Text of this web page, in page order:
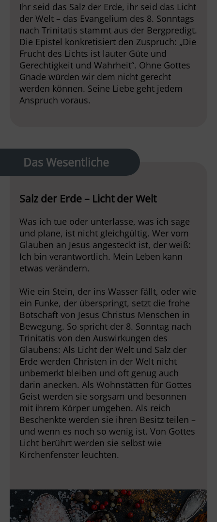
Ihr seid das Salz der Erde, ihr seid das Licht
der Welt – das Evangelium des 8. Sonntags
nach Trinitatis stammt aus der Bergpredigt.
Die Epistel konkretisiert den Zuspruch: „Die
Frucht des Lichts ist lauter Güte und
Gerechtigkeit und Wahrheit“. Ohne Gottes
Gnade würden wir dem nicht gerecht
werden können. Seine Liebe geht jedem
Anspruch voraus.
Das Wesentliche
Salz der Erde – Licht der Welt
Was ich tue oder unterlasse, was ich sage
und plane, ist nicht gleichgültig. Wer vom
Glauben an Jesus angesteckt ist, der weiß:
Ich bin verantwortlich. Mein Leben kann
etwas verändern.
Wie ein Stein, der ins Wasser fällt, oder wie
ein Funke, der überspringt, setzt die frohe
Botschaft von Jesus Christus Menschen in
Bewegung. So spricht der 8. Sonntag nach
Trinitatis von den Auswirkungen des
Glaubens: Als Licht der Welt und Salz der
Erde werden Christen in der Welt nicht
unbemerkt bleiben und oft genug auch
darin anecken. Als Wohnstätten für Gottes
Geist werden sie sorgsam und besonnen
mit ihrem Körper umgehen. Als reich
Beschenkte werden sie ihren Besitz teilen –
und wenn es noch so wenig ist. Von Gottes
Licht berührt werden sie selbst wie
Kirchenfenster leuchten.